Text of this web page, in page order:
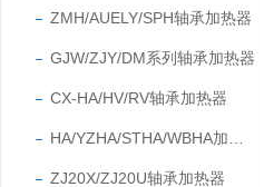
ZMH/AUELY/SPH轴承加热器
GJW/ZJY/DM系列轴承加热器
CX-HA/HV/RV轴承加热器
ZJ20X/ZJ20U轴承加热器